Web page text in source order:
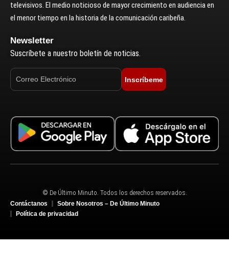
televisivos. El medio noticioso de mayor crecimiento en audiencia en
el menor tiempo en la historia de la comunicación caribeña.
Newsletter
Suscríbete a nuestro boletín de noticias.
Inscríbeme
© De Último Minuto. Todos los derechos reservados.
Contáctanos
Sobre Nosotros – De Último Minuto
Política de privacidad